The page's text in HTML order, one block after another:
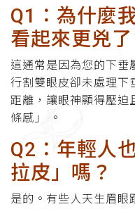
Q1：為什麼
看起來更兇了
這通常是因為您的下垂
行割雙眼皮卻未處理下
距離，讓眼神顯得壓迫
條感」 。
Q2：年輕人
拉皮」嗎？
是的。有些人天生眉眼